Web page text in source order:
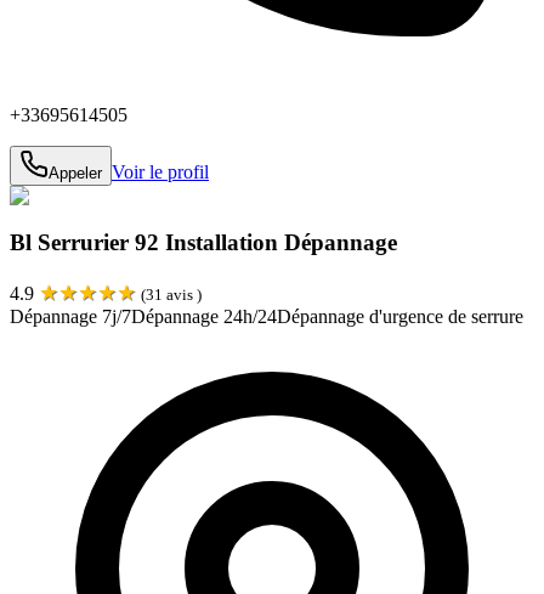
+33695614505
Appeler Voir le profil
Bl Serrurier 92 Installation Dépannage
4.9 ★★★★★ (31 avis )
Dépannage 7j/7Dépannage 24h/24Dépannage d'urgence de serrure